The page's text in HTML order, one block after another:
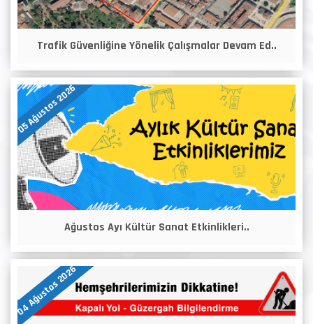
Trafik Güvenliğine Yönelik Çalışmalar Devam Ed..
05 Ağustos 2026
Ağustos Ayı Kültür Sanat Etkinlikleri..
04 Ağustos 2026